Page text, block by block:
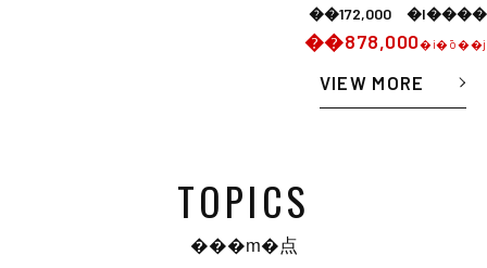
��172,000 �l����
��878,000�i�ō��j
VIEW MORE
TOPICS
���m�点